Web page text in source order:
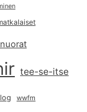
tee-se-itse
wwfm